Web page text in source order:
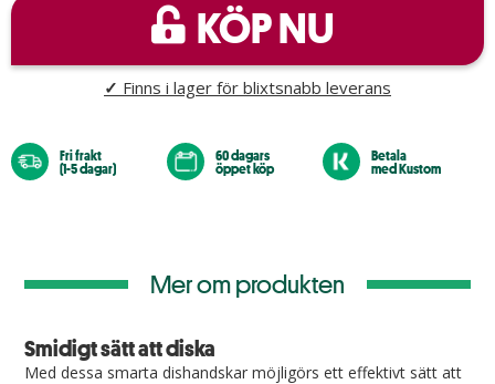
KÖP NU
✓ Finns i lager för blixtsnabb leverans
Fri frakt
(1-5 dagar)
60 dagars
öppet köp
Betala
med Kustom
Mer om produkten
Smidigt sätt att diska
Med dessa smarta dishandskar möjligörs ett effektivt sätt att